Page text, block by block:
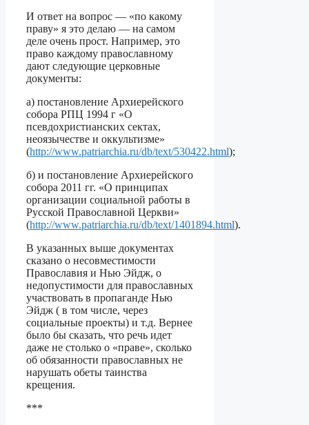
И ответ на вопрос — «по какому
праву» я это делаю — на самом
деле очень прост. Например, это
право каждому православному
дают следующие церковные
документы:
а) постановление Архиерейского
собора РПЦ 1994 г «О
псевдохристианских сектах,
неоязычестве и оккультизме»
(http://www.patriarchia.ru/db/text/530422.html);
б) и постановление Архиерейского
собора 2011 гг. «О принципах
организации социальной работы в
Русской Православной Церкви»
(http://www.patriarchia.ru/db/text/1401894.html).
В указанных выше документах
сказано о несовместимости
Православия и Нью Эйдж, о
недопустимости для православных
участвовать в пропаганде Нью
Эйдж ( в том числе, через
социальные проекты) и т.д. Вернее
было бы сказать, что речь идет
даже не столько о «праве», сколько
об обязанности православных не
нарушать обеты таинства
крещения.
***